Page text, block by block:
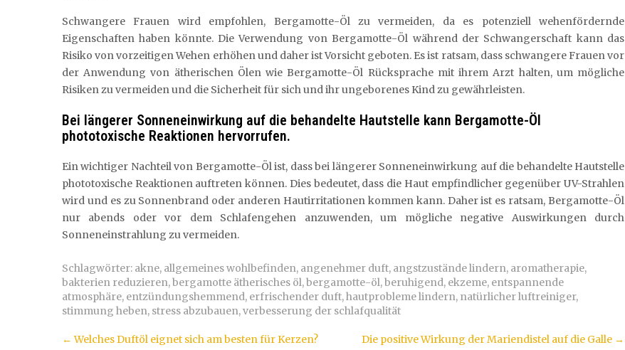
Schwangere Frauen wird empfohlen, Bergamotte-Öl zu vermeiden, da es potenziell wehenfördernde
Eigenschaften haben könnte. Die Verwendung von Bergamotte-Öl während der Schwangerschaft kann das
Risiko von vorzeitigen Wehen erhöhen und daher ist Vorsicht geboten. Es ist ratsam, dass schwangere Frauen vor
der Anwendung von ätherischen Ölen wie Bergamotte-Öl Rücksprache mit ihrem Arzt halten, um mögliche
Risiken zu vermeiden und die Sicherheit für sich und ihr ungeborenes Kind zu gewährleisten.
Bei längerer Sonneneinwirkung auf die behandelte Hautstelle kann Bergamotte-Öl
phototoxische Reaktionen hervorrufen.
Ein wichtiger Nachteil von Bergamotte-Öl ist, dass bei längerer Sonneneinwirkung auf die behandelte Hautstelle
phototoxische Reaktionen auftreten können. Dies bedeutet, dass die Haut empfindlicher gegenüber UV-Strahlen
wird und es zu Sonnenbrand oder anderen Hautirritationen kommen kann. Daher ist es ratsam, Bergamotte-Öl
nur abends oder vor dem Schlafengehen anzuwenden, um mögliche negative Auswirkungen durch
Sonneneinstrahlung zu vermeiden.
Schlagwörter: akne, allgemeines wohlbefinden, angenehmer duft, angstzustände lindern, aromatherapie,
bakterien reduzieren,bergamotte ätherisches öl,bergamotte-öl,beruhigend, ekzeme, entspannende
atmosphäre, entzündungshemmend, erfrischender duft,hautprobleme lindern, natürlicher luftreiniger,
stimmung heben, stress abzubauen,verbesserung der schlafqualität
Artikel-
← Welches Duftöl eignet sich am besten für Kerzen? Die positive Wirkung der Mariendistel auf die Galle →